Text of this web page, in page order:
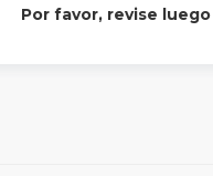
Por favor, revise luego